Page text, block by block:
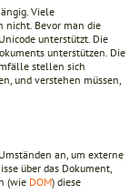
Viele
nicht. Bevor man die
unterstützt. Die
unterstützen. Die
stellen sich
und verstehen müssen,
an, um externe
über das Dokument,
(wie DOM) diese